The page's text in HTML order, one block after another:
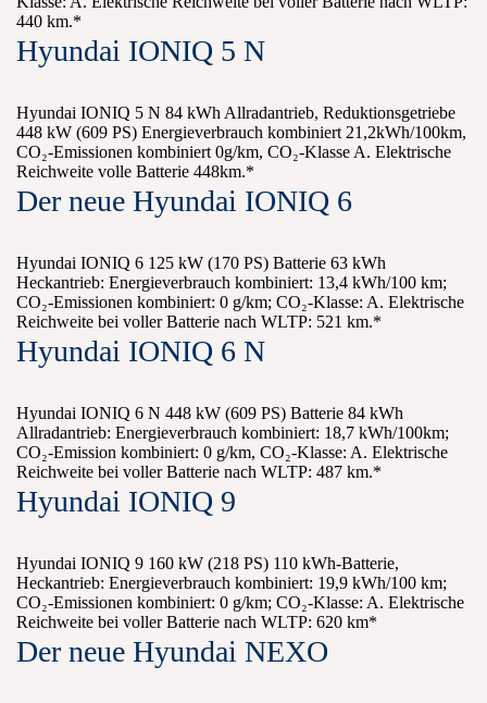
440 km.*
Hyundai IONIQ 5 N
Hyundai IONIQ 5 N 84 kWh Allradantrieb, Reduktionsgetriebe
448 kW (609 PS) Energieverbrauch kombiniert 21,2kWh/100km,
CO₂-Emissionen kombiniert 0g/km, CO₂-Klasse A. Elektrische
Reichweite volle Batterie 448km.*
Der neue Hyundai IONIQ 6
Hyundai IONIQ 6 125 kW (170 PS) Batterie 63 kWh
Heckantrieb: Energieverbrauch kombiniert: 13,4 kWh/100 km;
CO₂-Emissionen kombiniert: 0 g/km; CO₂-Klasse: A. Elektrische
Reichweite bei voller Batterie nach WLTP: 521 km.*
Hyundai IONIQ 6 N
Hyundai IONIQ 6 N 448 kW (609 PS) Batterie 84 kWh
Allradantrieb: Energieverbrauch kombiniert: 18,7 kWh/100km;
CO₂-Emission kombiniert: 0 g/km, CO₂-Klasse: A. Elektrische
Reichweite bei voller Batterie nach WLTP: 487 km.*
Hyundai IONIQ 9
Hyundai IONIQ 9 160 kW (218 PS) 110 kWh-Batterie,
Heckantrieb: Energieverbrauch kombiniert: 19,9 kWh/100 km;
CO₂-Emissionen kombiniert: 0 g/km; CO₂-Klasse: A. Elektrische
Reichweite bei voller Batterie nach WLTP: 620 km*
Der neue Hyundai NEXO